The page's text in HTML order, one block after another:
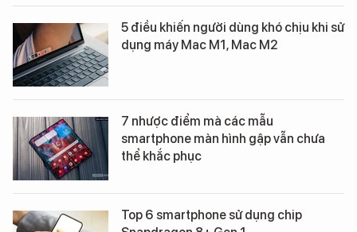
5 điều khiến người dùng khó chịu khi sử
dụng máy Mac M1, Mac M2
7 nhược điểm mà các mẫu
smartphone màn hình gập vẫn chưa
thể khắc phục
Top 6 smartphone sử dụng chip